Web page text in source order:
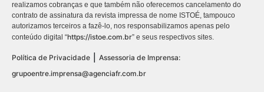
realizamos cobranças e que também não oferecemos cancelamento do
contrato de assinatura da revista impressa de nome ISTOÉ, tampouco
autorizamos terceiros a fazê-lo, nos responsabilizamos apenas pelo
conteúdo digital “https://istoe.com.br” e seus respectivos sites.
Política de Privacidade
Assessoria de Imprensa:
grupoentre.imprensa@agenciafr.com.br